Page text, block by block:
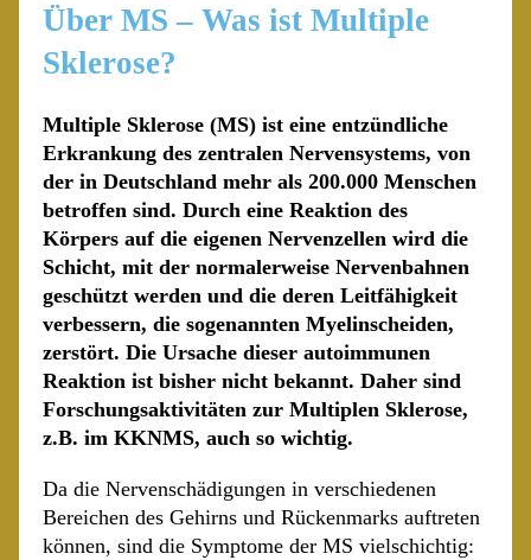
Über MS – Was ist Multiple
Sklerose?
Multiple Sklerose (MS) ist eine entzündliche
Erkrankung des zentralen Nervensystems, von
der in Deutschland mehr als 200.000 Menschen
betroffen sind. Durch eine Reaktion des
Körpers auf die eigenen Nervenzellen wird die
Schicht, mit der normalerweise Nervenbahnen
geschützt werden und die deren Leitfähigkeit
verbessern, die sogenannten Myelinscheiden,
zerstört. Die Ursache dieser autoimmunen
Reaktion ist bisher nicht bekannt. Daher sind
Forschungsaktivitäten zur Multiplen Sklerose,
z.B. im KKNMS, auch so wichtig.
Da die Nervenschädigungen in verschiedenen
Bereichen des Gehirns und Rückenmarks auftreten
können, sind die Symptome der MS vielschichtig: